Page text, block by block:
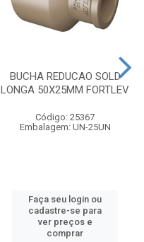
BUCHA REDUCAO SOLD
LONGA 50X25MM FORTLEV
Código: 25367
Embalagem: UN-25UN
Faça seu login ou
cadastre-se para
ver preços e
comprar